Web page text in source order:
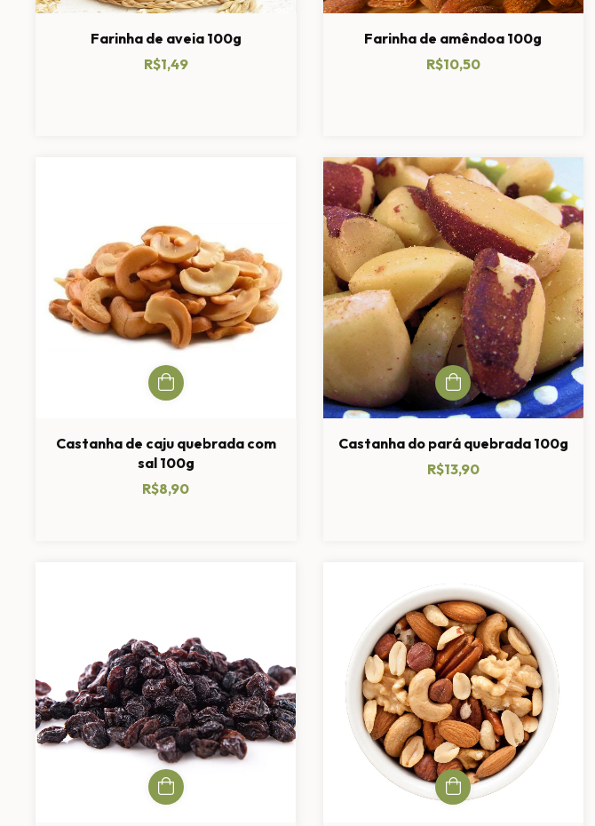
Farinha de aveia 100g
R$1,49
Farinha de amêndoa 100g
R$10,50
Castanha de caju quebrada com
sal 100g
R$8,90
Castanha do pará quebrada 100g
R$13,90